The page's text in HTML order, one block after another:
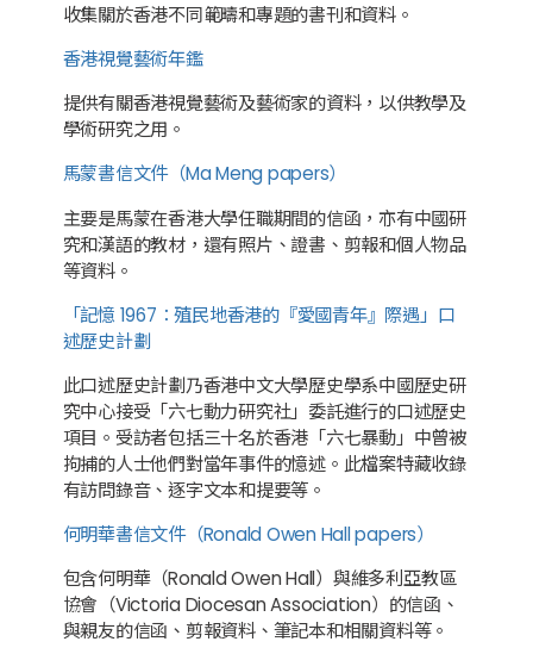
收集關於香港不同範疇和專題的書刊和資料。
香港視覺藝術年鑑
提供有關香港視覺藝術及藝術家的資料，以供教學及
學術研究之用。
馬蒙書信文件（Ma Meng papers）
主要是馬蒙在香港大學任職期間的信函，亦有中國研
究和漢語的教材，還有照片、證書、剪報和個人物品
等資料。
「記憶 1967：殖民地香港的『愛國青年』際遇」口
述歷史計劃
此口述歷史計劃乃香港中文大學歷史學系中國歷史研
究中心接受「六七動力研究社」委託進行的口述歷史
項目。受訪者包括三十名於香港「六七暴動」中曾被
拘捕的人士他們對當年事件的憶述。此檔案特藏收錄
有訪問錄音、逐字文本和提要等。
何明華書信文件（Ronald Owen Hall papers）
包含何明華（Ronald Owen Hall）與維多利亞教區
協會（Victoria Diocesan Association）的信函、
與親友的信函、剪報資料、筆記本和相關資料等。